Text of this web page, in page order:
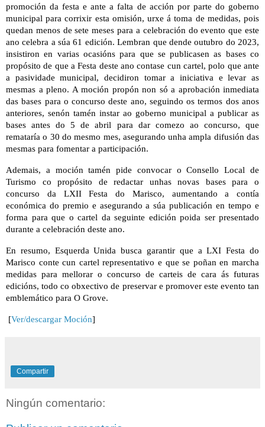
promoción da festa e ante a falta de acción por parte do goberno
municipal para corrixir esta omisión, urxe á toma de medidas, pois
quedan menos de sete meses para a celebración do evento que este
ano celebra a súa 61 edición. Lembran que dende outubro do 2023,
insistiron en varias ocasións para que se publicasen as bases co
propósito de que a Festa deste ano contase cun cartel, polo que ante
a pasividade municipal, decidiron tomar a iniciativa e levar as
mesmas a pleno. A moción propón non só a aprobación inmediata
das bases para o concurso deste ano, seguindo os termos dos anos
anteriores, senón tamén instar ao goberno municipal a publicar as
bases antes do 5 de abril para dar comezo ao concurso, que
remataría o 30 do mesmo mes, asegurando unha ampla difusión das
mesmas para fomentar a participación.
Ademais, a moción tamén pide convocar o Consello Local de
Turismo co propósito de redactar unhas novas bases para o
concurso da LXII Festa do Marisco, aumentando a contía
económica do premio e asegurando a súa publicación en tempo e
forma para que o cartel da seguinte edición poida ser presentado
durante a celebración deste ano.
En resumo, Esquerda Unida busca garantir que a LXI Festa do
Marisco conte cun cartel representativo e que se poñan en marcha
medidas para mellorar o concurso de carteis de cara ás futuras
edicións, todo co obxectivo de preservar e promover este evento tan
emblemático para O Grove.
[Ver/descargar Moción]
Compartir
Ningún comentario: